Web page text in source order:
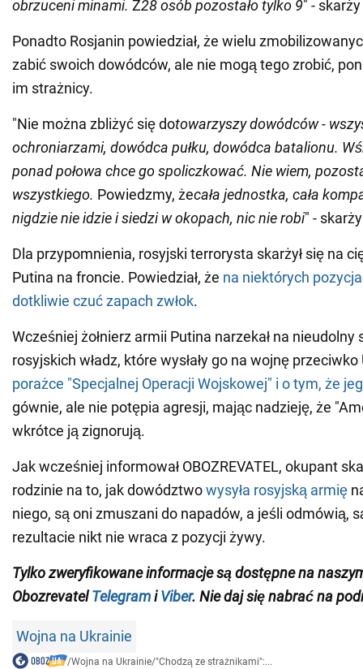
obrzuceni minami. Z28 osób pozostało tylko 9" -
Ponadto Rosjanin powiedział, że wielu
zabić swoich dowódców, ale nie mogą tego zrobić,
im strażnicy.
"Nie można zbliżyć się dotowarzyszy dowódców -
ochroniarzami, dowódca pułku, dowódca batalionu.
ponad połowa chce go spoliczkować. Nie wiem,
wszystkiego. Powiedzmy, żecała jednostka, cała
nigdzie nie idzie i siedzi w okopach, nic nie robi" -
Dla przypomnienia, rosyjski terrorysta skarżył się na
Putina na froncie. Powiedział, że na niektórych
dotkliwie czuć zapach zwłok.
Wcześniej żołnierz armii Putina narzekał na nieudolny
rosyjskich władz, które wysłały go na wojnę
porażce "Specjalnej Operacji Wojskowej" i o tym, że
gównie, ale nie potępia agresji, mając nadzieję, że
wkrótce ją zignorują.
Jak wcześniej informował OBOZREVATEL, okupant
rodzinie na to, jak dowództwowysyła rosyjską armię
niego, są oni zmuszani do napadów, a jeśli odmówią,
rezultacie nikt nie wraca z pozycji żywy.
Tylko zweryfikowane informacje są dostępne na
ObozrevatelTelegramiViber. Nie daj się nabrać na
Wojna na Ukrainie
/Wojna na Ukrainie/"Chodzą ze strażnikami":...